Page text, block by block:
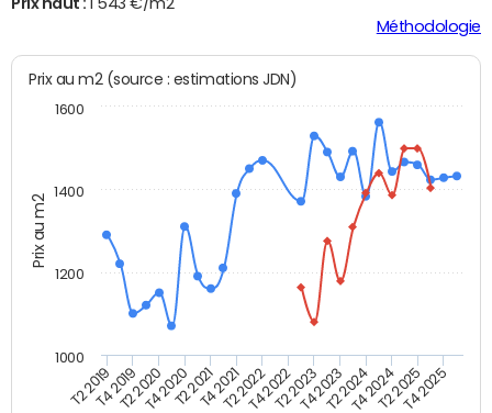
Méthodologie
Prix au m2
Prix au m2 (source : estimations JDN)
T2 2019T4 2019T2 2020T4 2020T2 2021T4 2021T2 2022T4 2022T2 2023T4 2023T2 2024T4 2024T2 2025T4 2025
1000
1200
1400
1600